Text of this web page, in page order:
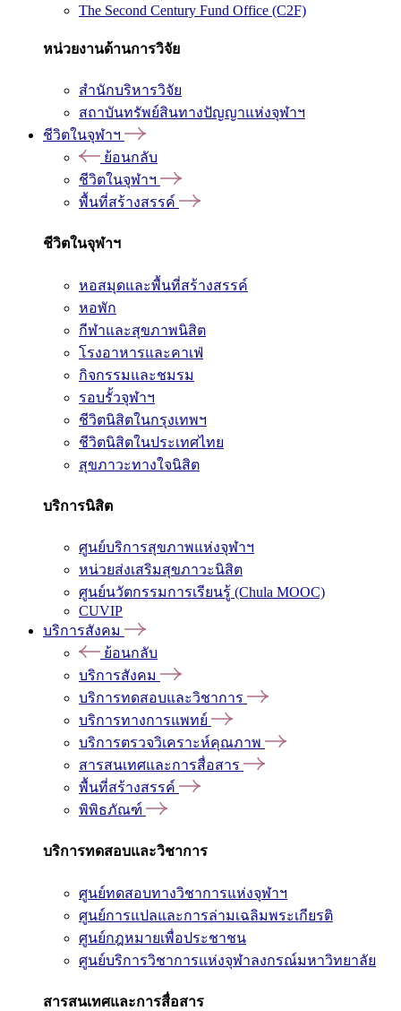
The Second Century Fund Office (C2F)
หน่วยงานด้านการวิจัย
สำนักบริหารวิจัย
สถาบันทรัพย์สินทางปัญญาแห่งจุฬาฯ
ชีวิตในจุฬาฯ
ย้อนกลับ
ชีวิตในจุฬาฯ
พื้นที่สร้างสรรค์
ชีวิตในจุฬาฯ
หอสมุดและพื้นที่สร้างสรรค์
หอพัก
กีฬาและสุขภาพนิสิต
โรงอาหารและคาเฟ่
กิจกรรมและชมรม
รอบรั้วจุฬาฯ
ชีวิตนิสิตในกรุงเทพฯ
ชีวิตนิสิตในประเทศไทย
สุขภาวะทางใจนิสิต
บริการนิสิต
ศูนย์บริการสุขภาพแห่งจุฬาฯ
หน่วยส่งเสริมสุขภาวะนิสิต
ศูนย์นวัตกรรมการเรียนรู้ (Chula MOOC)
CUVIP
บริการสังคม
ย้อนกลับ
บริการสังคม
บริการทดสอบและวิชาการ
บริการทางการแพทย์
บริการตรวจวิเคราะห์คุณภาพ
สารสนเทศและการสื่อสาร
พื้นที่สร้างสรรค์
พิพิธภัณฑ์
บริการทดสอบและวิชาการ
ศูนย์ทดสอบทางวิชาการแห่งจุฬาฯ
ศูนย์การแปลและการล่ามเฉลิมพระเกียรติ
ศูนย์กฎหมายเพื่อประชาชน
ศูนย์บริการวิชาการแห่งจุฬาลงกรณ์มหาวิทยาลัย
สารสนเทศและการสื่อสาร